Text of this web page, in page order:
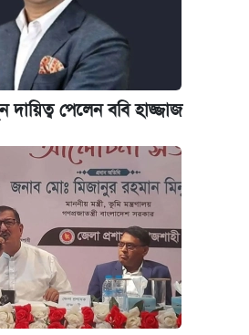
পেলেন ববি হাজ্জাজ